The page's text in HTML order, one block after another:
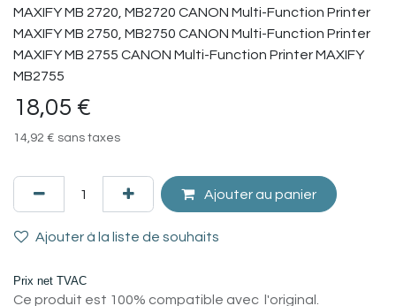
MAXIFY MB 2720, MB2720 CANON Multi-Function Printer
MAXIFY MB 2750, MB2750 CANON Multi-Function Printer
MAXIFY MB 2755 CANON Multi-Function Printer MAXIFY
MB2755
18,05 €
14,92 € sans taxes
Ajouter au panier
Ajouter à la liste de souhaits
Prix net TVAC
Ce produit est 100% compatible avec l'original.